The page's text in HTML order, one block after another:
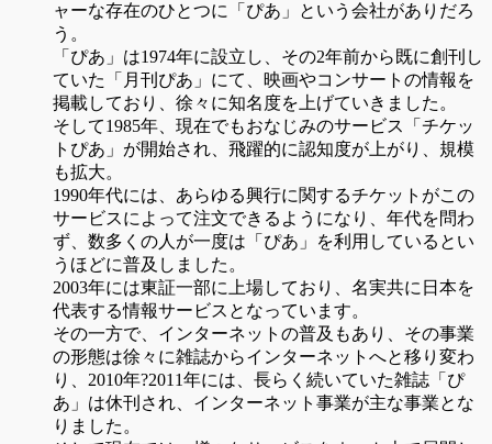
ャーな存在のひとつに「ぴあ」という会社がありだろ
う。
「ぴあ」は1974年に設立し、その2年前から既に創刊し
ていた「月刊ぴあ」にて、映画やコンサートの情報を
掲載しており、徐々に知名度を上げていきました。
そして1985年、現在でもおなじみのサービス「チケッ
トぴあ」が開始され、飛躍的に認知度が上がり、規模
も拡大。
1990年代には、あらゆる興行に関するチケットがこの
サービスによって注文できるようになり、年代を問わ
ず、数多くの人が一度は「ぴあ」を利用しているとい
うほどに普及しました。
2003年には東証一部に上場しており、名実共に日本を
代表する情報サービスとなっています。
その一方で、インターネットの普及もあり、その事業
の形態は徐々に雑誌からインターネットへと移り変わ
り、2010年?2011年には、長らく続いていた雑誌「ぴ
あ」は休刊され、インターネット事業が主な事業とな
りました。